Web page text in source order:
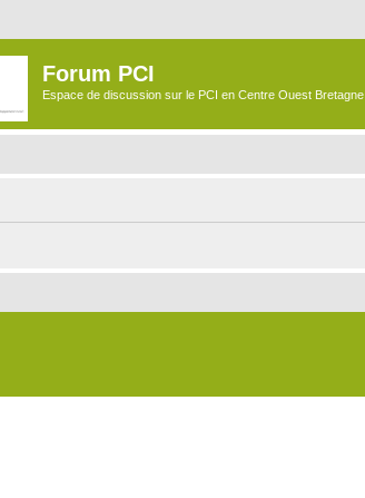
Forum PCI
Espace de discussion sur le PCI en Centre Ouest Bretagne